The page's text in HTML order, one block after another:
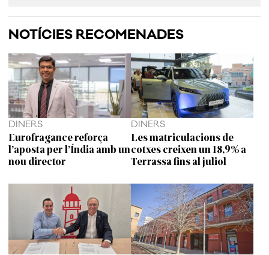
NOTÍCIES RECOMENADES
DINERS
Eurofragance reforça
l’aposta per l’Índia amb un
nou director
DINERS
Les matriculacions de
cotxes creixen un 18,9% a
Terrassa fins al juliol